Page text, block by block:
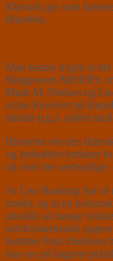
Klassisk gys som
Østerbro.
Man kunne frygte at
filmgyseren MISERY,
Mads M. Nielsen og
scene Revolver på
mindst p.g.a. spillet
Historien om den
og forkrøblet forfatter
ud over det sædvanlige
At Lise Baastrup har så
smukt, og at en
udstråle så mange
selvforstærkende
forfatter Paul Sheldons
kan ses på bageste